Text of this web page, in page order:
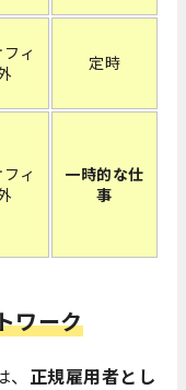
ィ
定時
ィ
一時的な仕
事
ワーク
正規雇用者とし